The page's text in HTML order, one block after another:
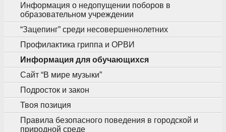
Информация о недопущении поборов в
образовательном учреждении
“Зацепинг” среди несовершеннолетних
Профилактика гриппа и ОРВИ
Информация для обучающихся
Сайт “В мире музыки”
Подросток и закон
Твоя позиция
Правила безопасного поведения в городской и
природной среде